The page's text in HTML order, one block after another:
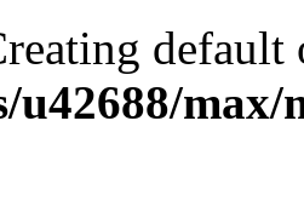
u42688/